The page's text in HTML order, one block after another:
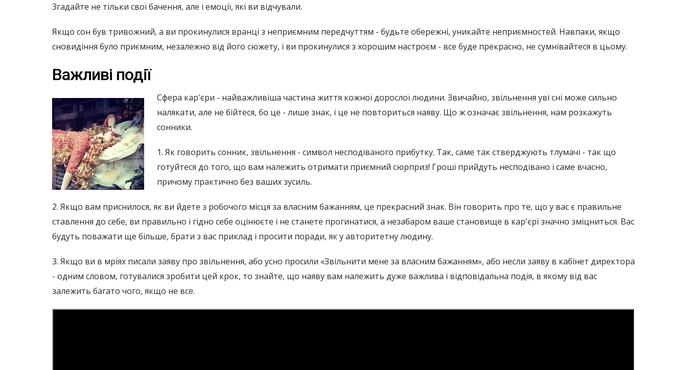
Згадайте не тільки свої бачення, але і емоції, які ви відчували.
Якщо сон був тривожний, а ви прокинулися вранці з неприємним передчуттям - будьте обережні, уникайте неприємностей. Навпаки, якщо
сновидіння було приємним, незалежно від його сюжету, і ви прокинулися з хорошим настроєм - все буде прекрасно, не сумнівайтеся в цьому.
Важливі події
Сфера кар'єри - найважливіша частина життя кожної дорослої людини. Звичайно, звільнення уві сні може сильно
налякати, але не бійтеся, бо це - лише знак, і це не повториться наяву. Що ж означає звільнення, нам розкажуть
сонники.
1. Як говорить сонник, звільнення - символ несподіваного прибутку. Так, саме так стверджують тлумачі - так що
готуйтеся до того, що вам належить отримати приємний сюрприз! Гроші прийдуть несподівано і саме вчасно,
причому практично без ваших зусиль.
2. Якщо вам приснилося, як ви йдете з робочого місця за власним бажанням, це прекрасний знак. Він говорить про те, що у вас є правильне
ставлення до себе, ви правильно і гідно себе оцінюєте і не станете прогинатися, а незабаром ваше становище в кар'єрі значно зміцниться. Вас
будуть поважати ще більше, брати з вас приклад і просити поради, як у авторитетну людину.
3. Якщо ви в мріях писали заяву про звільнення, або усно просили «Звільнити мене за власним бажанням», або несли заяву в кабінет директора
- одним словом, готувалися зробити цей крок, то знайте, що наяву вам належить дуже важлива і відповідальна подія, в якому від вас
залежить багато чого, якщо не все.